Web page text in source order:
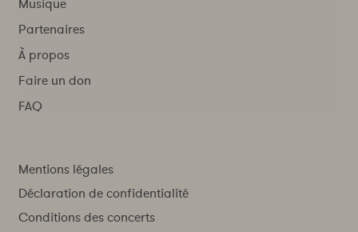
Partenaires
À propos
Faire un don
FAQ
Mentions légales
Déclaration de confidentialité
Conditions des concerts